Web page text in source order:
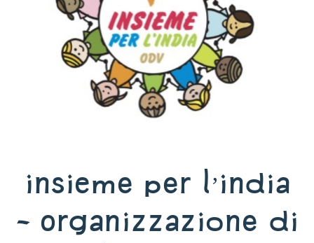
INSIEME PER L’INDIA
- Organizzazione di